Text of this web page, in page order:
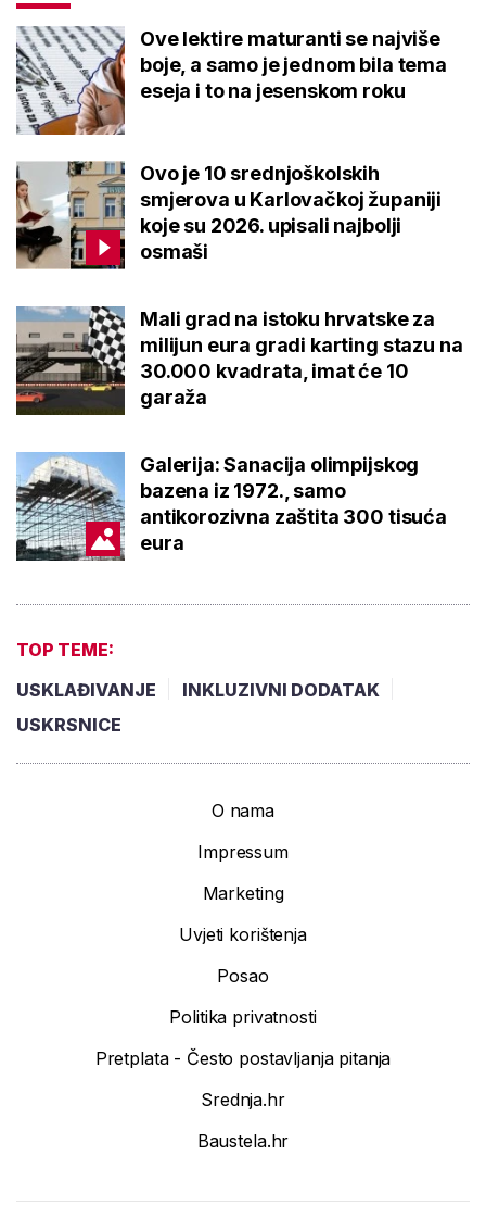
Ove lektire maturanti se najviše
boje, a samo je jednom bila tema
eseja i to na jesenskom roku
Ovo je 10 srednjoškolskih
smjerova u Karlovačkoj županiji
koje su 2026. upisali najbolji
osmaši
Mali grad na istoku hrvatske za
milijun eura gradi karting stazu na
30.000 kvadrata, imat će 10
garaža
Galerija: Sanacija olimpijskog
bazena iz 1972., samo
antikorozivna zaštita 300 tisuća
eura
TOP TEME:
USKLAĐIVANJE
INKLUZIVNI DODATAK
USKRSNICE
O nama
Impressum
Marketing
Uvjeti korištenja
Posao
Politika privatnosti
Pretplata - Često postavljanja pitanja
Srednja.hr
Baustela.hr